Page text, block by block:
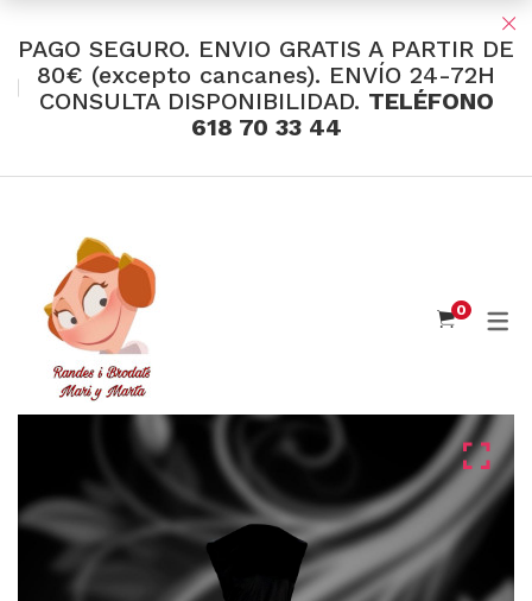
TIENDA Y OFERTAS
Santos Textil
Eusebio Sánchez
Flor de Azahar
Medias
Muselina Inglesa
CANCANES Y ENAGUAS
PAGO SEGURO. ENVIO GRATIS A PARTIR DE
80€ (excepto cancanes). ENVÍO 24-72H
CONSULTA DISPONIBILIDAD. TELÉFONO
618 70 33 44
0